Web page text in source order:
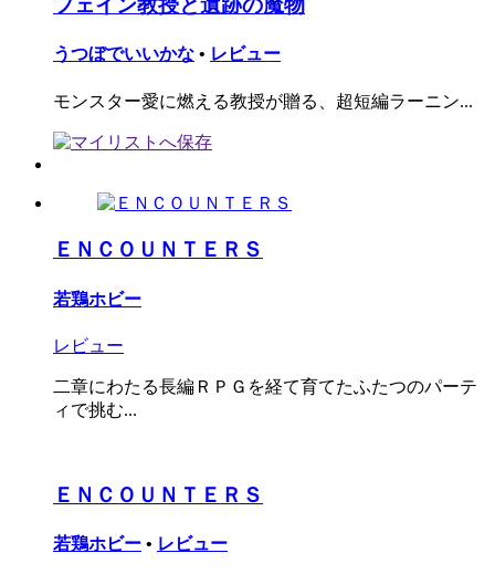
フェイン教授と遺跡の魔物
うつぼでいいかな • レビュー
モンスター愛に燃える教授が贈る、超短編ラーニン...
ＥＮＣＯＵＮＴＥＲＳ
若鶏ホビー
レビュー
二章にわたる長編ＲＰＧを経て育てたふたつのパーテ
ィで挑む...
ＥＮＣＯＵＮＴＥＲＳ
若鶏ホビー • レビュー